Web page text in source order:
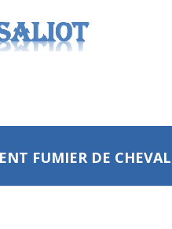
FUMIER DE CHEVAL